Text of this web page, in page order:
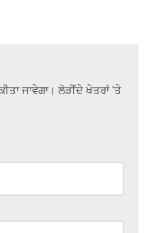
ਜਾਵੇਗਾ। ਲੋੜੀਂਦੇ ਖੇਤਰਾਂ 'ਤੇ